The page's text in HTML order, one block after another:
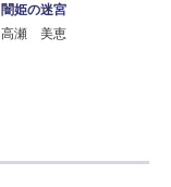
闇姫の迷宮
高瀬 美恵